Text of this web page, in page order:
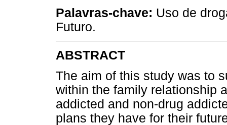
Palavras-chave: Uso de
Futuro.
ABSTRACT
The aim of this study was to
within the family relationship
addicted and non-drug
plans they have for their